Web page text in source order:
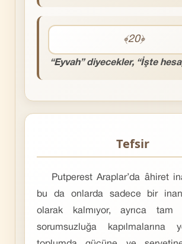
﴾20﴿
“Eyvah” diyecekler, “İşte
Tefsir
Putperest Araplar’da âhiret
bu da onlarda sadece bir
olarak kalmıyor, ayrıca tam
sorumsuzluğa kapılmalarına